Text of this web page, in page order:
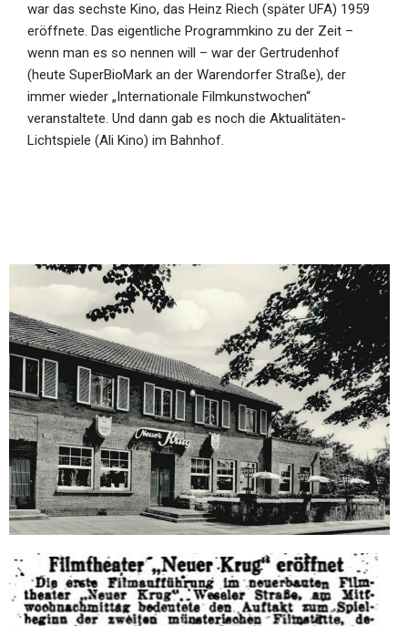
war das sechste Kino, das Heinz Riech (später UFA) 1959
eröffnete. Das eigentliche Programmkino zu der Zeit –
wenn man es so nennen will – war der Gertrudenhof
(heute SuperBioMark an der Warendorfer Straße), der
immer wieder „Internationale Filmkunstwochen“
veranstaltete. Und dann gab es noch die Aktualitäten-
Lichtspiele (Ali Kino) im Bahnhof.